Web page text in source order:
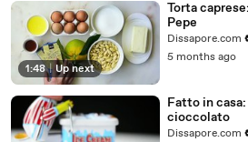
1:48 | Up next
Torta
Pepe
Dissapore.com
5 months ago
Fatto in
cioccolato
Dissapore.com